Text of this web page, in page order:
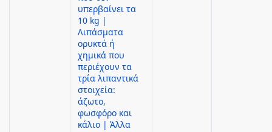
υπερβαίνει τα
10 kg |
Λιπάσματα
ορυκτά ή
χημικά που
περιέχουν τα
τρία λιπαντικά
στοιχεία:
άζωτο,
φωσφόρο και
κάλιο | Άλλα